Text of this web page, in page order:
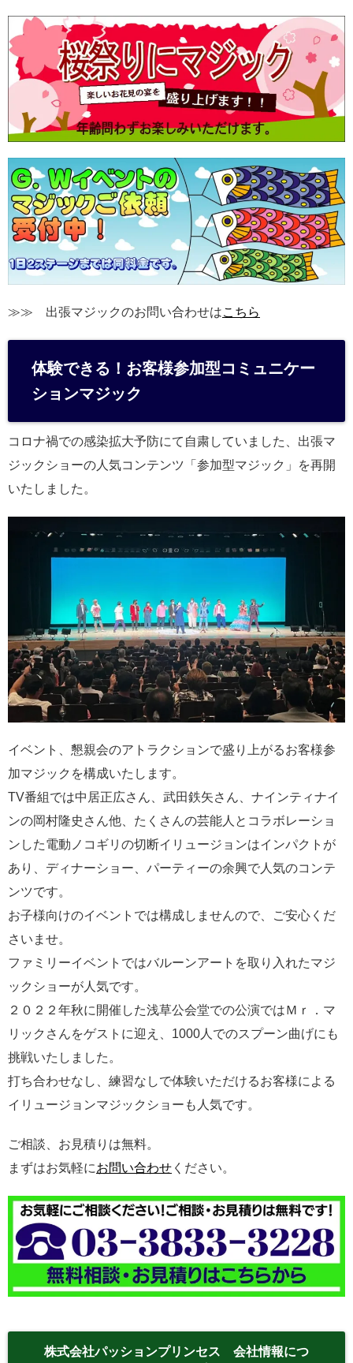
≫≫ 出張マジックのお問い合わせはこちら
体験できる！お客様参加型コミュニケー
ションマジック
コロナ禍での感染拡大予防にて自粛していました、出張マ
ジックショーの人気コンテンツ「参加型マジック」を再開
いたしました。
イベント、懇親会のアトラクションで盛り上がるお客様参
加マジックを構成いたします。
TV番組では中居正広さん、武田鉄矢さん、ナインティナイ
ンの岡村隆史さん他、たくさんの芸能人とコラボレーショ
ンした電動ノコギリの切断イリュージョンはインパクトが
あり、ディナーショー、パーティーの余興で人気のコンテ
ンツです。
お子様向けのイベントでは構成しませんので、ご安心くだ
さいませ。
ファミリーイベントではバルーンアートを取り入れたマジ
ックショーが人気です。
２０２２年秋に開催した浅草公会堂での公演ではＭｒ．マ
リックさんをゲストに迎え、1000人でのスプーン曲げにも
挑戦いたしました。
打ち合わせなし、練習なしで体験いただけるお客様による
イリュージョンマジックショーも人気です。
ご相談、お見積りは無料。
まずはお気軽にお問い合わせ ください。
株式会社パッションプリンセス 会社情報につ